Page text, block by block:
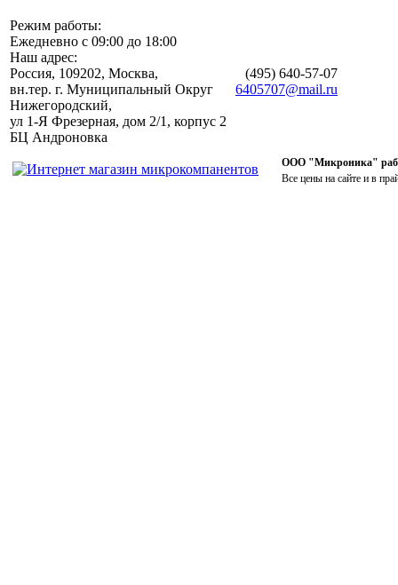
Режим работы:
Ежедневно с 09:00 до 18:00
Наш адрес:
Россия, 109202, Москва,
вн.тер. г. Муниципальный Округ
Нижегородский,
ул 1-Я Фрезерная, дом 2/1, корпус 2
БЦ Андроновка
(495) 640-57-07
6405707@mail.ru
ООО "Микроника"
Все цены на сайте и в